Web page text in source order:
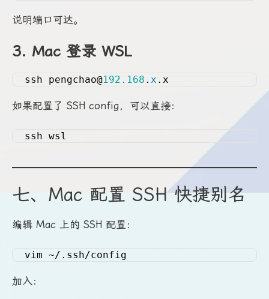
说明端口可达。
3. Mac 登录 WSL
ssh pengchao@192.168 . x .x
如果配置了 SSH config，可以直接：
ssh wsl
七、Mac 配置 SSH 快捷别名
编辑 Mac 上的 SSH 配置：
vim ~/.ssh/config
加入：